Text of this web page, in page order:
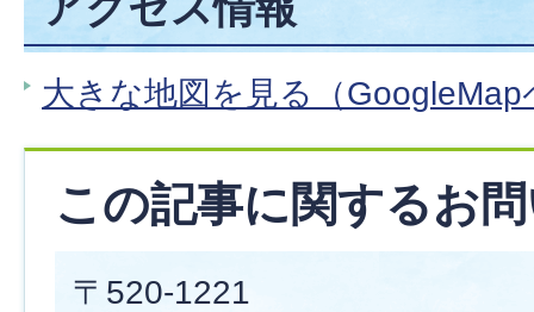
大きな地図を見る（GoogleMap
この記事に関するお
〒520-1221